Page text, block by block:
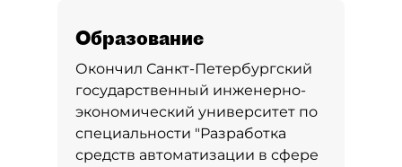
Образование
Окончил Санкт-Петербургский
государственный инженерно-
экономический университет по
специальности "Разработка
средств автоматизации в сфере